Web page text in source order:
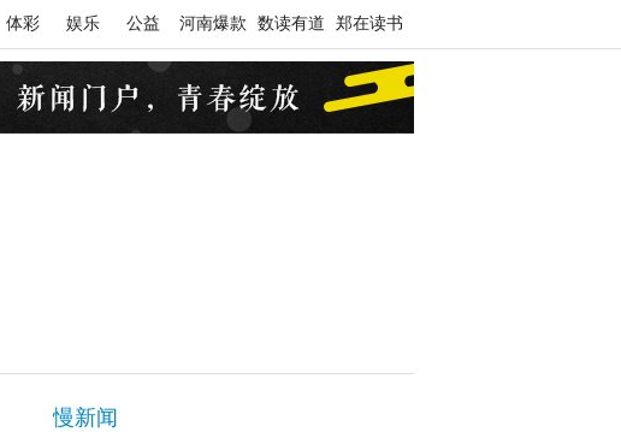
体彩 娱乐 公益 河南爆款 数读有道 郑在读书
慢新闻